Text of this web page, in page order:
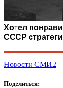
Хотел
СССР
Новости СМИ2
Поделиться: